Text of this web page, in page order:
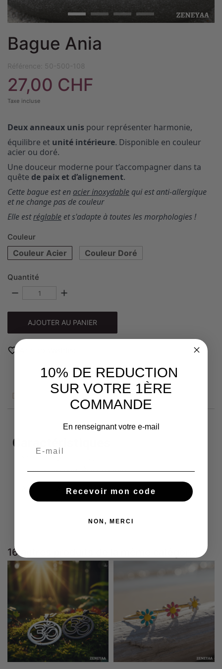
Bague Ania
Référence: 50-500-108
27,00 CHF
Taxe incluse
Deux anneaux unis pour représenter harmonie,
équilibre et unité intérieure. Disponible en couleur
acier ou doré.
Une douceur moderne pour t’accompagner dans ta
quête de paix et d’alignement.
Cette bague est en acier inoxydable qui est anti-allergique
et ne change pas de couleur
Elle estréglable et s'adapte à toutes les morphologies !
Couleur
Couleur Acier Couleur Doré
Quantité
remove add
AJOUTER AU PANIER
favorite_border
DESCRIPTION
Caractéristiques
Couleurs à choix: Acier ou Doré
Allergies: Anti-Allergique
Chez vous en : 48h ouvrables !
16 autres produits de la même catégorie :
10% DE REDUCTION
SUR VOTRE 1ÈRE
COMMANDE
En renseignant votre e-mail
Recevoir mon code
NON, MERCI